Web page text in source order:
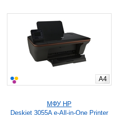
A4
МФУ HP
Deskjet 3055A e-All-in-One Printer